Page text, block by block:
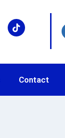
Contact